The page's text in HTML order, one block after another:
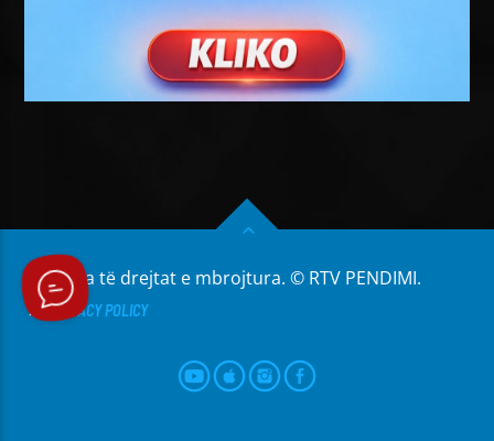
Të gjitha të drejtat e mbrojtura. © RTV PENDIMI.
PRIVACY POLICY